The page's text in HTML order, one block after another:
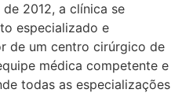
2012, a clínica se
especializado e
de um centro cirúrgico de
médica competente e
todas as especializações